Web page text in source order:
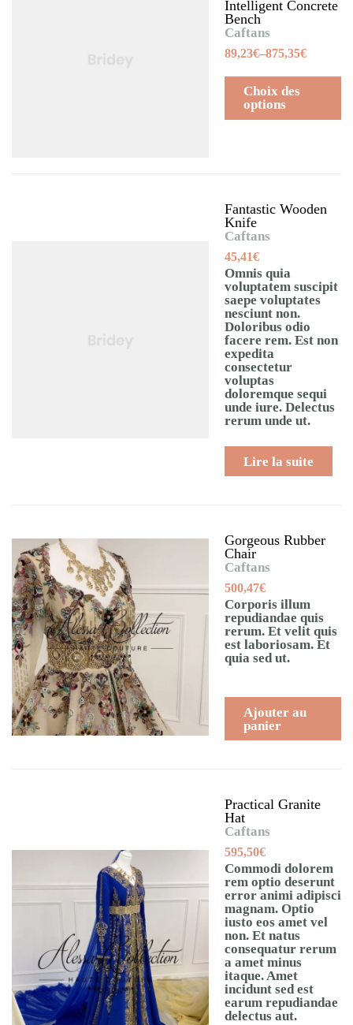
Intelligent Concrete
Bench
Caftans
89,23€–875,35€
Choix des
options
Fantastic Wooden
Knife
Caftans
45,41€
Omnis quia
voluptatem suscipit
saepe voluptates
nesciunt non.
Doloribus odio
facere rem. Est non
expedita
consectetur
voluptas
doloremque sequi
unde iure. Delectus
rerum unde ut.
Lire la suite
Gorgeous Rubber
Chair
Caftans
500,47€
Corporis illum
repudiandae quis
rerum. Et velit quis
est laboriosam. Et
quia sed ut.
Ajouter au
panier
Practical Granite
Hat
Caftans
595,50€
Commodi dolorem
rem optio deserunt
error animi adipisci
magnam. Optio
iusto eos amet vel
non. Et natus
consequatur rerum
a amet minus
itaque. Amet
incidunt sed est
earum repudiandae
delectus aut.